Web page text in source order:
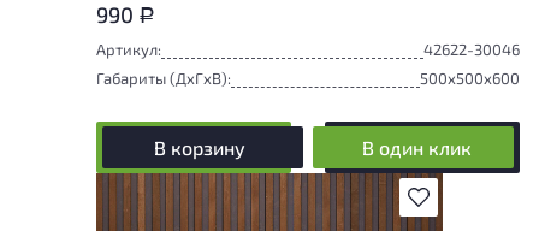
990 Р
Артикул:
42622-30046
Габариты (ДxГxВ):
500x500x600
В корзину В один клик
В избранное